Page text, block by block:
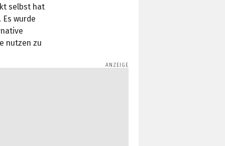
selbst hat
wurde
nutzen zu